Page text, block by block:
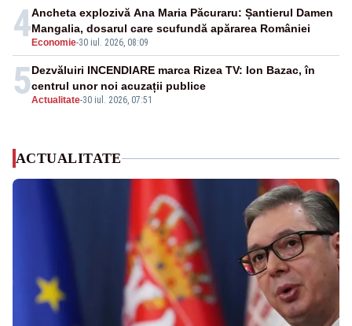
4 Economie-30 iul. 2026, 08:09
Ancheta explozivă Ana Maria Păcuraru: Șantierul Damen
Mangalia, dosarul care scufundă apărarea României
5Actualitate-30 iul. 2026, 07:51
Dezvăluiri INCENDIARE marca Rizea TV: Ion Bazac, în
centrul unor noi acuzații publice
ACTUALITATE